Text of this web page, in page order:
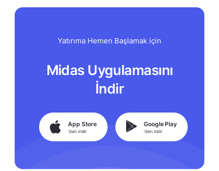
Yatırıma Hemen Başlamak için
Midas Uygulamasını
İndir
App Store
'dan indir
Google Play
'den indir